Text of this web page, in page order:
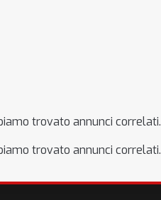
trovato annunci correlati.
trovato annunci correlati.